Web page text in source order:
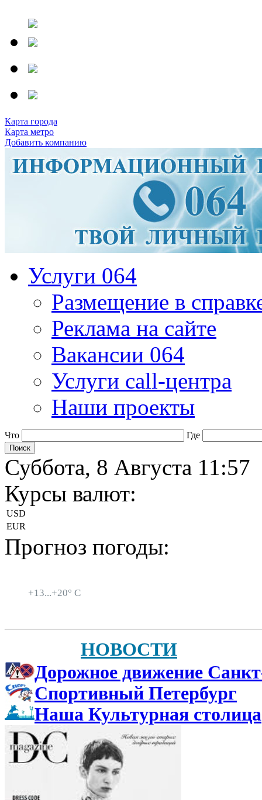
Карта города
Карта метро
Добавить компанию
Услуги 064
Размещение в
Реклама на сайте
Вакансии 064
Услуги call-центра
Наши проекты
Что Где
Суббота, 8 Августа 11:57
Курсы валют:
USD
EUR
Прогноз погоды:
+13...+20° C
НОВОСТИ
Дорожное движение
Спортивный Петербург
Наша Культурная столица